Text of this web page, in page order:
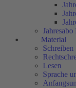
Material
Schreiben
Lesen
Sprache